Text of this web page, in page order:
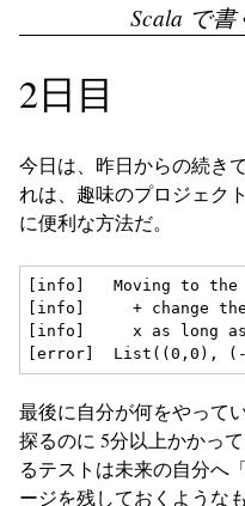
Scala で書
2日目
今日は、昨日からの続き
れは、趣味のプロジェク
に便利な方法だ。
[info]   Moving to
[info]     + change
[info]     x as long
最後に自分が何をやって
探るのに 5分以上かかっ
るテストは未来の自分へ
ージを残しておくようなも